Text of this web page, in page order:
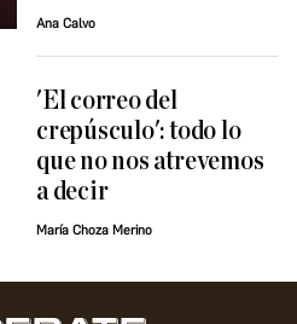
Ana Calvo
'El correo del
crepúsculo': todo lo
que no nos atrevemos
a decir
María Choza Merino